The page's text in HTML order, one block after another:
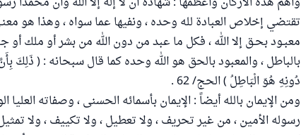
تقتضي إخلاص العبادة لله وحده ، ونفيها عما سواه ، وهذا هو معنـى
معبـود بحـق إلا الله ، فكل ما عبد من دون الله من بشر أو ملك
بالباطل ، والمعبود بالحق هو الله وحده كما قال سبحانه : ( ذَلِكَ
دُونِهِ هُوَ الْبَاطِلُ ) الحج/ 62 .
ومن الإيمان بالله أيضاً : الإيمان بأسمائه الحسنى ، وصفاته العليا
رسوله الأمين ، من غير تحريف ، ولا تعطيل ، ولا تكييف ، ولا